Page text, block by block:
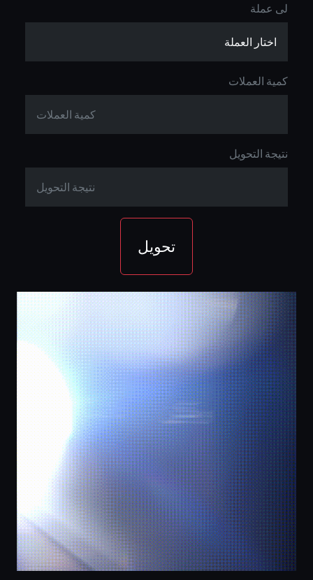
لى عملة
كمية العملات
نتيجة التحويل
تحويل